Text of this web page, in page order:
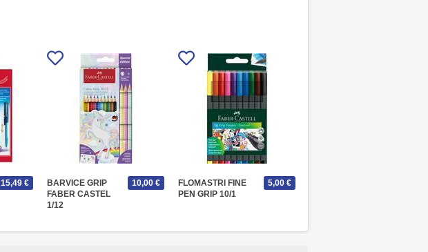
15,49 €
BARVICE GRIP
FABER CASTEL
1/12
10,00 €
FLOMASTRI FINE
PEN GRIP 10/1
5,00 €